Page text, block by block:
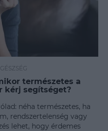
természetes a
kérj segítséget?
néha természetes, ha
rendszertelenség vagy
lehet, hogy érdemes